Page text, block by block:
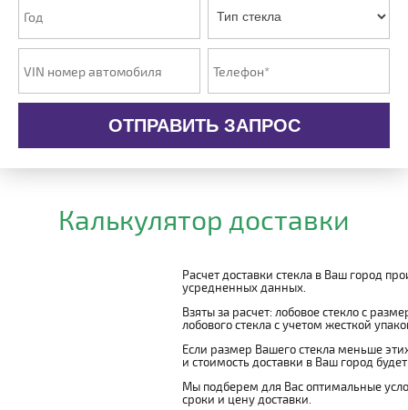
ОТПРАВИТЬ ЗАПРОС
Калькулятор доставки
Расчет доставки стекла в Ваш город
усредненных данных.
Взяты за расчет: лобовое стекло с
лобового стекла с учетом жесткой
Если размер Вашего стекла меньше
и стоимость доставки в Ваш город
Мы подберем для Вас оптимальные
сроки и цену доставки.